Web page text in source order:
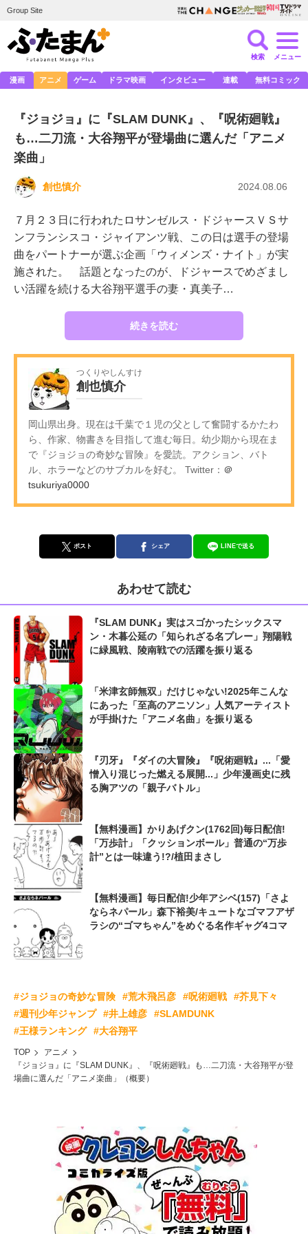
Group Site
検索 メニュー
漫画 アニメ ゲーム ドラマ映画 インタビュー 連載 無料コミック
『ジョジョ』に『SLAM DUNK』、『呪術廻戦』
も…二刀流・大谷翔平が登場曲に選んだ「アニメ
楽曲」
創也慎介 2024.08.06
７月２３日に行われたロサンゼルス・ドジャースＶＳサ
ンフランシスコ・ジャイアンツ戦、この日は選手の登場
曲をパートナーが選ぶ企画「ウィメンズ・ナイト」が実
施された。 話題となったのが、ドジャースでめざまし
い活躍を続ける大谷翔平選手の妻・真美子…
続きを読む
つくりやしんすけ
創也慎介
岡山県出身。現在は千葉で１児の父として奮闘するかたわ
ら、作家、物書きを目指して進む毎日。幼少期から現在ま
で『ジョジョの奇妙な冒険』を愛読。アクション、バト
ル、ホラーなどのサブカルを好む。 Twitter： ＠
tsukuriya0000
ポスト シェア LINEで送る
あわせて読む
『SLAM DUNK』実はスゴかったシックスマ
ン・木暮公延の「知られざる名プレー」翔陽戦
に緑風戦、陵南戦での活躍を振り返る
「米津玄師無双」だけじゃない!2025年こんな
にあった「至高のアニソン」人気アーティスト
が手掛けた「アニメ名曲」を振り返る
『刃牙』『ダイの大冒険』『呪術廻戦』...「愛
憎入り混じった燃える展開...」少年漫画史に残
る胸アツの「親子バトル」
【無料漫画】かりあげクン(1762回)毎日配信!
「万歩計」「クッションボール」普通の“万歩
計”とは一味違う!?/植田まさし
【無料漫画】毎日配信!少年アシベ(157)「さよ
ならネパール」森下裕美/キュートなゴマフアザ
ラシの“ゴマちゃん”をめぐる名作ギャグ4コマ
#ジョジョの奇妙な冒険 #荒木飛呂彦 #呪術廻戦
#芥見下々
#週刊少年ジャンプ
#井上雄彦
#SLAMDUNK
#王様ランキング
#大谷翔平
TOP
アニメ
『ジョジョ』に『SLAM DUNK』、『呪術廻戦』も…二刀流・大谷翔平が登
場曲に選んだ「アニメ楽曲」（概要）